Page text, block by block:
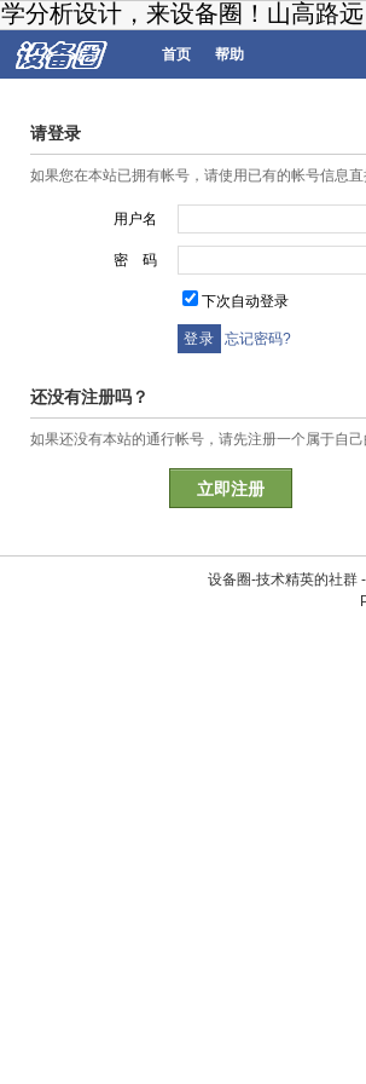
学分析设计，来设备圈！山高路
首页 帮助
请登录
如果您在本站已拥有帐号，请使用已有的帐号信息直
用户名
密 码
下次自动登录
忘记密码?
还没有注册吗？
如果还没有本站的通行帐号，请先注册一个属于自己
立即注册
设备圈-技术精英的社群 -